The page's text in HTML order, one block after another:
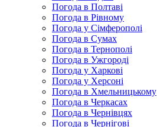
Погода в Полтаві
Погода в Рівному
Погода у Сімферополі
Погода в Сумах
Погода в Тернополі
Погода в Ужгороді
Погода у Харкові
Погода у Херсоні
Погода в Хмельницькому
Погода в Черкасах
Погода в Чернівцях
Погода в Чернігові